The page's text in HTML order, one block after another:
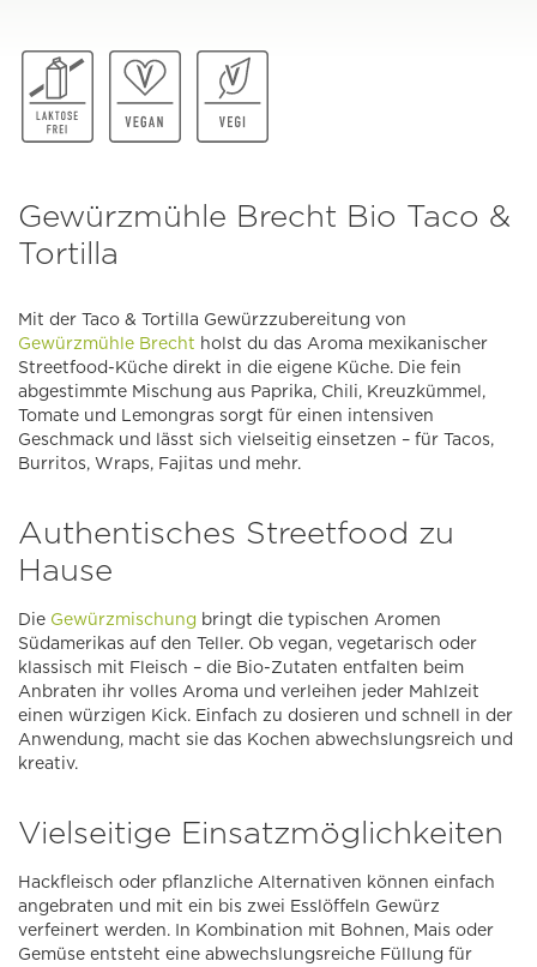
Gewürzmühle Brecht Bio Taco &
Tortilla
Mit der Taco & Tortilla Gewürzzubereitung von
Gewürzmühle Brecht holst du das Aroma mexikanischer
Streetfood-Küche direkt in die eigene Küche. Die fein
abgestimmte Mischung aus Paprika, Chili, Kreuzkümmel,
Tomate und Lemongras sorgt für einen intensiven
Geschmack und lässt sich vielseitig einsetzen – für Tacos,
Burritos, Wraps, Fajitas und mehr.
Authentisches Streetfood zu
Hause
Die Gewürzmischung bringt die typischen Aromen
Südamerikas auf den Teller. Ob vegan, vegetarisch oder
klassisch mit Fleisch – die Bio-Zutaten entfalten beim
Anbraten ihr volles Aroma und verleihen jeder Mahlzeit
einen würzigen Kick. Einfach zu dosieren und schnell in der
Anwendung, macht sie das Kochen abwechslungsreich und
kreativ.
Vielseitige Einsatzmöglichkeiten
Hackfleisch oder pflanzliche Alternativen können einfach
angebraten und mit ein bis zwei Esslöffeln Gewürz
verfeinert werden. In Kombination mit Bohnen, Mais oder
Gemüse entsteht eine abwechslungsreiche Füllung für